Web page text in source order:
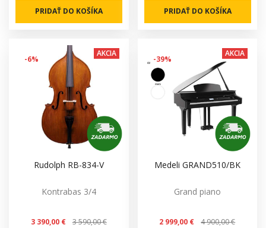
PRIDAŤ DO KOŠÍKA PRIDAŤ DO KOŠÍKA
-6%
AKCIA
Rudolph RB-834-V
Kontrabas 3/4
3 390,00 €
3 590,00 €
-39%
AKCIA
Medeli GRAND510/BK
Grand piano
2 999,00 €
4 900,00 €